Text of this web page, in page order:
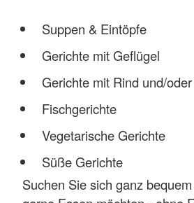
Suppen & Eintöpfe
Gerichte mit Geflügel
Gerichte mit Rind und/
Fischgerichte
Vegetarische Gerichte
Süße Gerichte
Suchen Sie sich ganz